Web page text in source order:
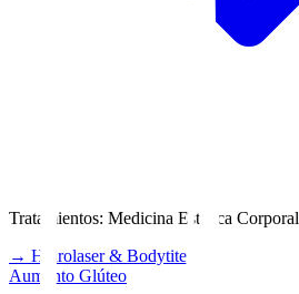
Tratamientos: Medicina Estética Corporal
→ Hidrolaser & Bodytite
Aumento Glúteo